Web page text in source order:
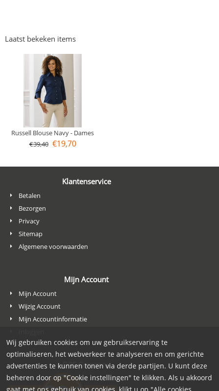
Laatst bekeken items
Russell Blouse Navy - Dames
€39,40 €19,70
Klantenservice
Betalen
Bezorgen
Privacy
Sitemap
Algemene voorwaarden
Mijn Account
Mijn Account
Wijzig Account
Mijn Accountinformatie
DPS Company
Wij gebruiken cookies om uw gebruikservaring te
optimaliseren, het webverkeer te analyseren en om gerichte
advertenties te kunnen tonen via derde partijen. U kunt deze
beheren door op "Cookie instellingen" te klikken. Als u akkoord